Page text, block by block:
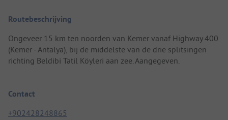
Routebeschrijving
Ongeveer 15 km ten noorden van Kemer vanaf Highway 400
(Kemer - Antalya), bij de middelste van de drie splitsingen
richting Beldibi Tatil Köyleri aan zee. Aangegeven.
Contact
+902428248865